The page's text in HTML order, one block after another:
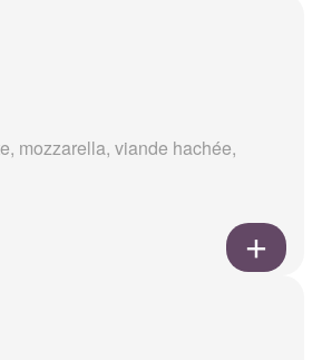
mozzarella, viande hachée,